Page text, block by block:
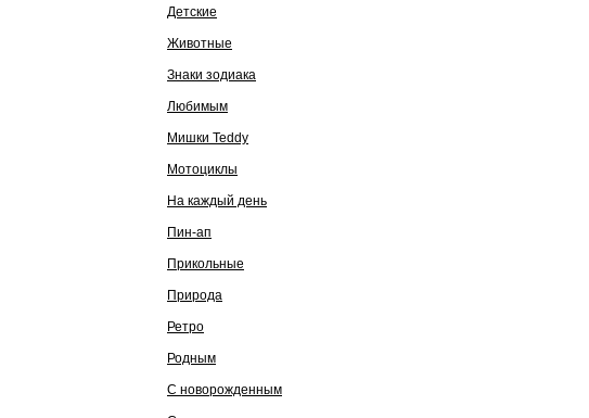
Детские
Животные
Знаки зодиака
Любимым
Мишки Teddy
Мотоциклы
На каждый день
Пин-ап
Прикольные
Природа
Ретро
Родным
С новорожденным